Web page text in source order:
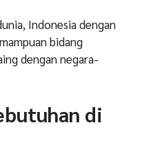
Indonesia dengan
bidang
dengan negara-
di